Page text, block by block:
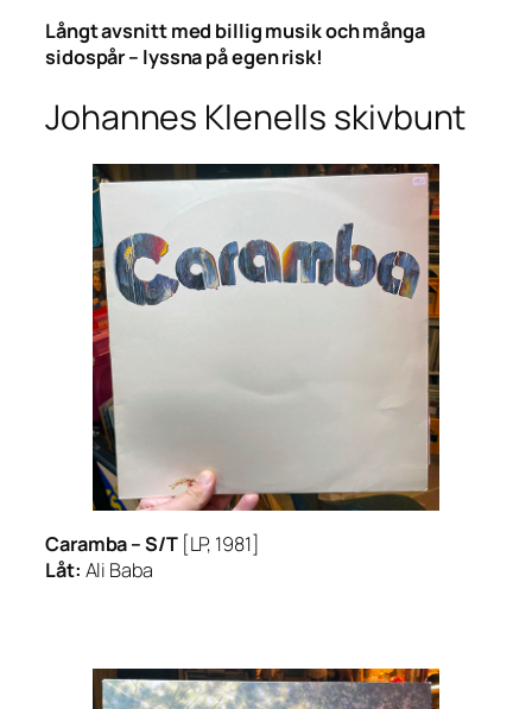
Långt avsnitt med billig musik och många
sidospår – lyssna på egen risk!
Johannes Klenells skivbunt
Caramba – S/T[LP, 1981]
Låt: Ali Baba